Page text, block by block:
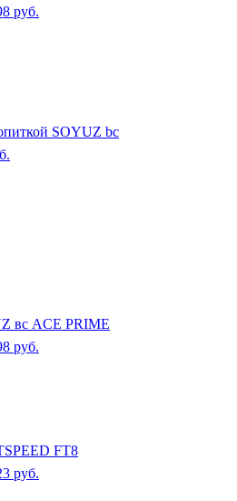
руб.
SOYUZ bc
вс ACE PRIME
руб.
FT8
руб.